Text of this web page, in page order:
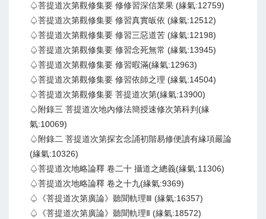
♤菩提道次第觀修集要 修修習深信業果 (緣氣:12759)
♤菩提道次第觀修集要 修習真實皈依 (緣氣:12512)
♤菩提道次第觀修集要 修習三惡道苦 (緣氣:12198)
♤菩提道次第觀修集要 修習念死無常 (緣氣:13945)
♤菩提道次第觀修集要 修習暇滿(緣氣:12963)
♤菩提道次第觀修集要 修習依師之理 (緣氣:14504)
♤菩提道次第觀修集要 菩提道次第(緣氣:13900)
♤附錄三 菩提道次地內修法簡授速修次第科判(緣
氣:10069)
♤附錄二 菩提道次第探玄念誦初階易修便讀有緣項嚴論
(緣氣:10326)
♤菩提道次地略論釋 卷二十 攝道之總義(緣氣:11306)
♤菩提道次地略論釋 卷之十九(緣氣:9369)
♤《菩提道次第廣論》聽聞軌理Ⅲ (緣氣:16357)
♤《菩提道次第廣論》聽聞軌理Ⅱ (緣氣:18572)